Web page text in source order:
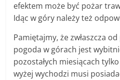
efektem może być pożar
Idąc w góry należy też
Pamiętajmy, że zwłaszcza
pogoda w górach jest
pozostałych miesiącach
wyżej wychodzi musi